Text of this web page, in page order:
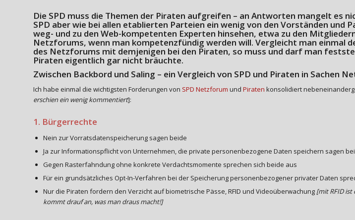
Die SPD muss die Themen der Piraten aufgreifen – an Antworten mangelt es
SPD aber wie bei allen etablierten Parteien ein wenig von den Vorständen und
weg- und zu den Web-kompetenten Experten hinsehen, etwa zu den
Netzforums, wenn man kompetenzfündig werden will. Vergleicht man einmal
des Netzforums mit demjenigen bei den Piraten, so muss und darf man
Piraten eigentlich gar nicht bräuchte.
Zwischen Backbord und Saling – ein Vergleich von SPD und Piraten in Sachen
Ich habe einmal die wichtigsten Forderungen von SPD Netzforum und Piraten konsolidiert
erschien ein wenig kommentiert]:
1. Bürgerrechte
Nein zur Vorratsdatenspeicherung sagen beide
Ja zur Informationspflicht von Unternehmen, die private personenbezogene Daten speichern sagen
Gegen Rasterfahndung ohne konkrete Verdachtsmomente sprechen sich beide aus
Für ein grundsätzliches Opt-In-Verfahren bei der Speicherung personenbezogener privater Daten
Nur die Piraten fordern den Verzicht auf biometrische Pässe, RFID und Videoüberwachung [mit RFID ist
kommt drauf an, was man draus macht!]